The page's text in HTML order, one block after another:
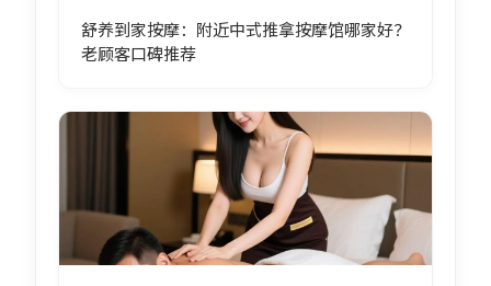
舒养到家按摩：附近中式推拿按摩馆哪家好？
老顾客口碑推荐